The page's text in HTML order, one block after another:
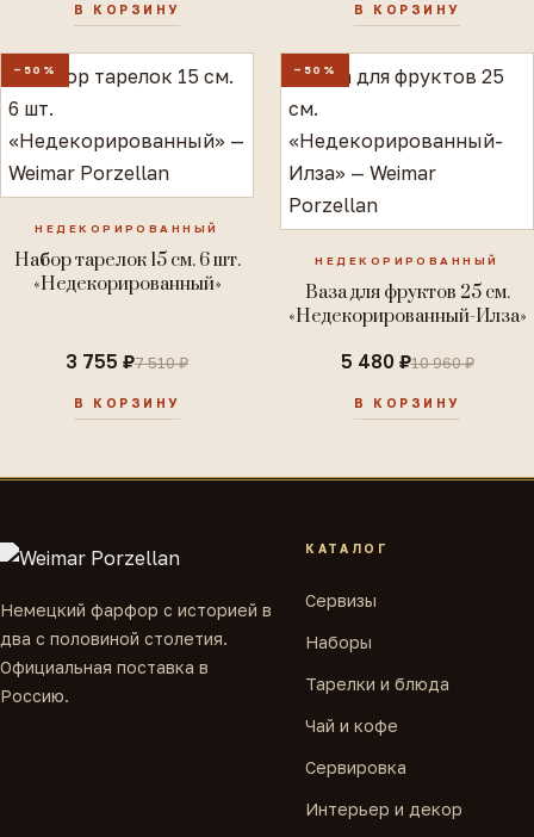
В КОРЗИНУ В КОРЗИНУ
−50%
НЕДЕКОРИРОВАННЫЙ
Набор тарелок 15 см. 6 шт.
«Недекорированный»
3 755 ₽7 510 ₽
В КОРЗИНУ
−50%
НЕДЕКОРИРОВАННЫЙ
Ваза для фруктов 25 см.
«Недекорированный-Илза»
5 480 ₽10 960 ₽
В КОРЗИНУ
Немецкий фарфор с историей в
два с половиной столетия.
Официальная поставка в
Россию.
КАТАЛОГ
Сервизы
Наборы
Тарелки и блюда
Чай и кофе
Сервировка
Интерьер и декор